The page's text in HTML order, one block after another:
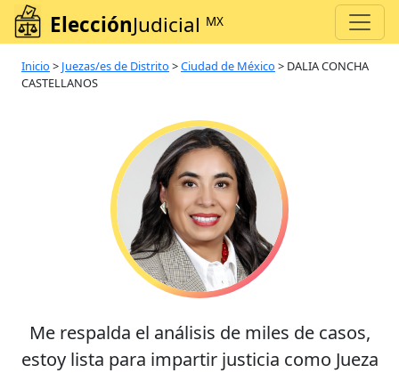
ElecciónJudicial MX
Inicio > Juezas/es de Distrito >Ciudad de México > DALIA CONCHA
CASTELLANOS
Me respalda el análisis de miles de casos,
estoy lista para impartir justicia como Jueza